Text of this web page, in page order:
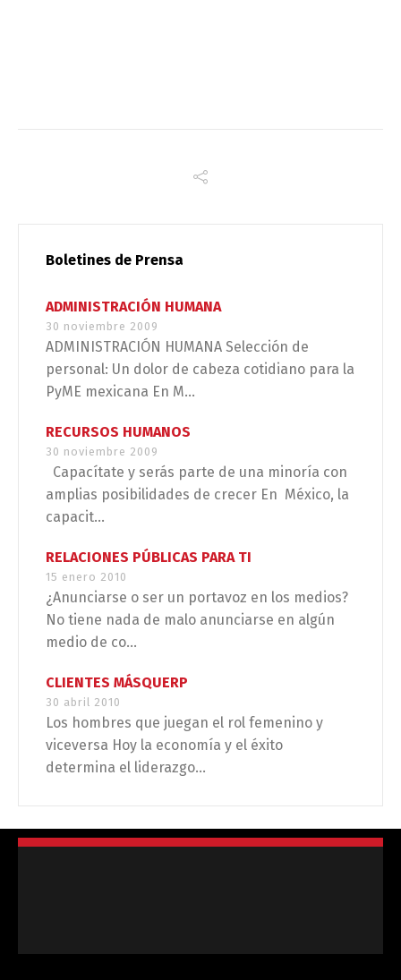
Boletines de Prensa
ADMINISTRACIÓN HUMANA
30 noviembre 2009
ADMINISTRACIÓN HUMANA Selección de
personal: Un dolor de cabeza cotidiano para la
PyME mexicana En M...
RECURSOS HUMANOS
30 noviembre 2009
Capacítate y serás parte de una minoría con
amplias posibilidades de crecer En México, la
capacit...
RELACIONES PÚBLICAS PARA TI
15 enero 2010
¿Anunciarse o ser un portavoz en los medios?
No tiene nada de malo anunciarse en algún
medio de co...
CLIENTES MÁSQUERP
30 abril 2010
Los hombres que juegan el rol femenino y
viceversa Hoy la economía y el éxito
determina el liderazgo...